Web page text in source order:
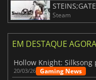
Steam
EM DESTAQUE AGORA
20/03/26 Gaming News